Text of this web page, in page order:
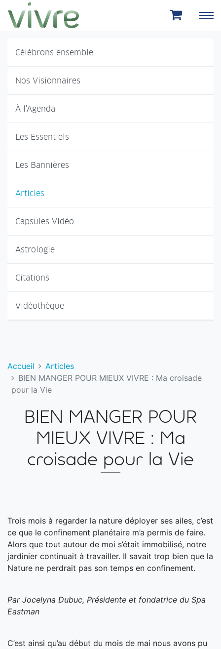
Aller au menu principal
Aller au contenu principal
Célébrons ensemble
Nos Visionnaires
À l'Agenda
Les Essentiels
Les Bannières
Articles
Capsules Vidéo
Astrologie
Citations
Vidéothèque
Accueil
Articles
BIEN MANGER POUR MIEUX VIVRE : Ma croisade
pour la Vie
BIEN MANGER POUR
MIEUX VIVRE : Ma
croisade pour la Vie
Trois mois à regarder la nature déployer ses ailes, c’est
ce que le confinement planétaire m’a permis de faire.
Alors que tout autour de moi s’était immobilisé, notre
jardinier continuait à travailler. Il savait trop bien que la
Nature ne perdrait pas son temps en confinement.
Par Jocelyna Dubuc, Présidente et fondatrice du Spa
Eastman
C’est ainsi qu’au début du mois de mai nous avons pu